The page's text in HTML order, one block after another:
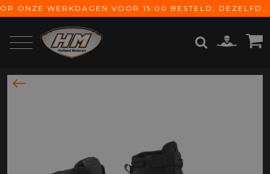
OP ONZE WERKDAGEN VOOR 15:00 BESTELD, DEZELFDE DAG VERZONDEN! GRATIS VERZENDING VANAF € 65,-